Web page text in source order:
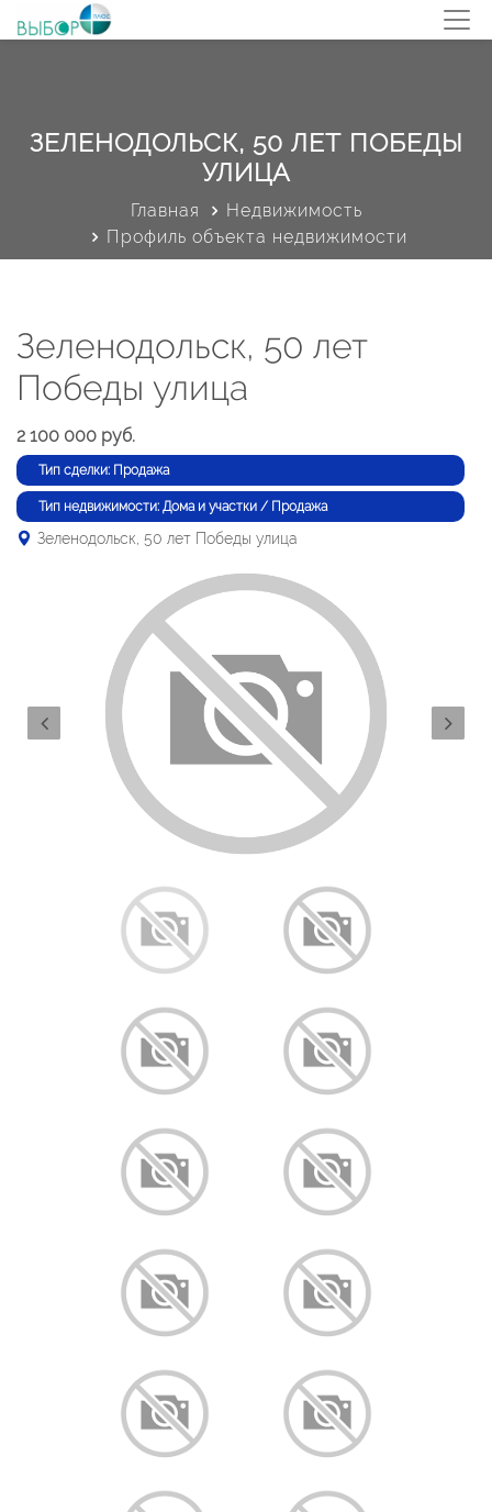
ЗЕЛЕНОДОЛЬСК, 50 ЛЕТ ПОБЕДЫ
УЛИЦА
Главная
Недвижимость
Профиль объекта недвижимости
Зеленодольск, 50 лет
Победы улица
2 100 000 руб.
Тип сделки: Продажа
Тип недвижимости: Дома и участки / Продажа
Зеленодольск, 50 лет Победы улица